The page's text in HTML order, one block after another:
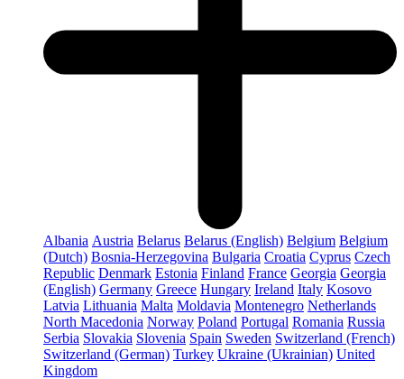
Albania Austria Belarus Belarus (English) Belgium Belgium
(Dutch) Bosnia-Herzegovina Bulgaria Croatia Cyprus Czech
Republic Denmark Estonia Finland France Georgia Georgia
(English) Germany Greece Hungary Ireland Italy Kosovo
Latvia Lithuania Malta Moldavia Montenegro Netherlands
North Macedonia Norway Poland Portugal Romania Russia
Serbia Slovakia Slovenia Spain Sweden Switzerland (French)
Switzerland (German) Turkey Ukraine (Ukrainian) United
Kingdom